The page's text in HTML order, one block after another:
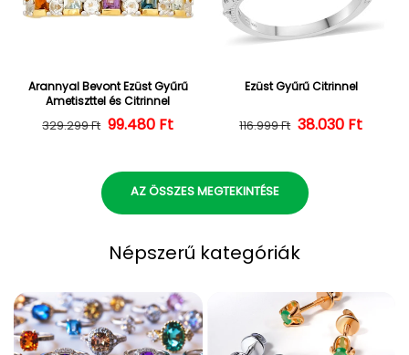
Arannyal Bevont Ezüst Gyűrű
Ametiszttel és Citrinnel
Normál ár
329.299 Ft Kedvezményes ár
99.480 Ft
Ezüst Gyűrű Citrinnel
Normál ár
116.999 Ft 38.030 Ft
AZ ÖSSZES MEGTEKINTÉSE
Népszerű kategóriák